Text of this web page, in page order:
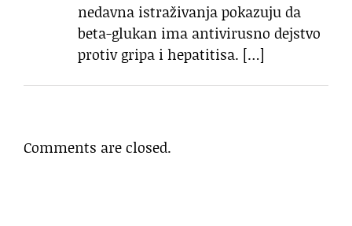
nedavna istraživanja pokazuju da
beta-glukan ima antivirusno dejstvo
protiv gripa i hepatitisa. […]
Comments are closed.